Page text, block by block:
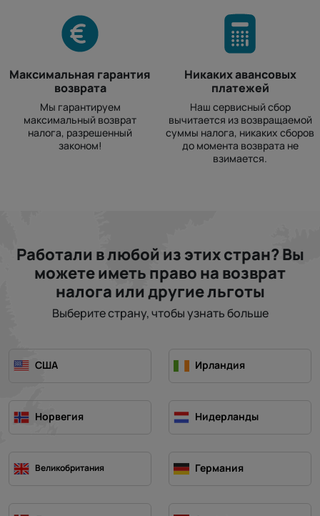
Максимальная гарантия
возврата
Мы гарантируем
максимальный возврат
налога, разрешенный
законом!
Никаких авансовых
платежей
Наш сервисный сбор
вычитается из возвращаемой
суммы налога, никаких сборов
до момента возврата не
взимается.
Работали в любой из этих стран? Вы
можете иметь право на возврат
налога или другие льготы
Выберите страну, чтобы узнать больше
США Ирландия
Норвегия Нидерланды
Великобритания Германия